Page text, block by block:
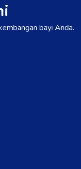
bayi Anda.